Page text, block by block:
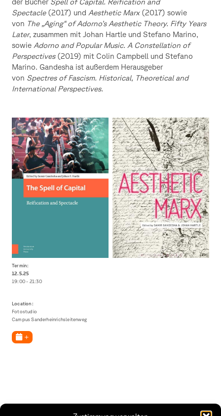
Spectacle(2017) und Aesthetic Marx(2017) sowie
von The „Aging“ of Adorno’s Aesthetic Theory. Fifty Years
Later, zusammen mit Johan Hartle und Stefano Marino,
sowie Adorno and Popular Music. A Constellation of
Perspectives(2019) mit Colin Campbell und Stefano
Marino. Gandesha ist außerdem Herausgeber
von Spectres of Fascism. Historical, Theoretical and
International Perspectives.
buchtitel
samir
gandesha
the
spell
of
buchtitel
aesthetic
marx
Termin:
12.5.25
19:00 - 21:30
Location:
Fotostudio
Campus Sanderheinrichsleitenweg
+